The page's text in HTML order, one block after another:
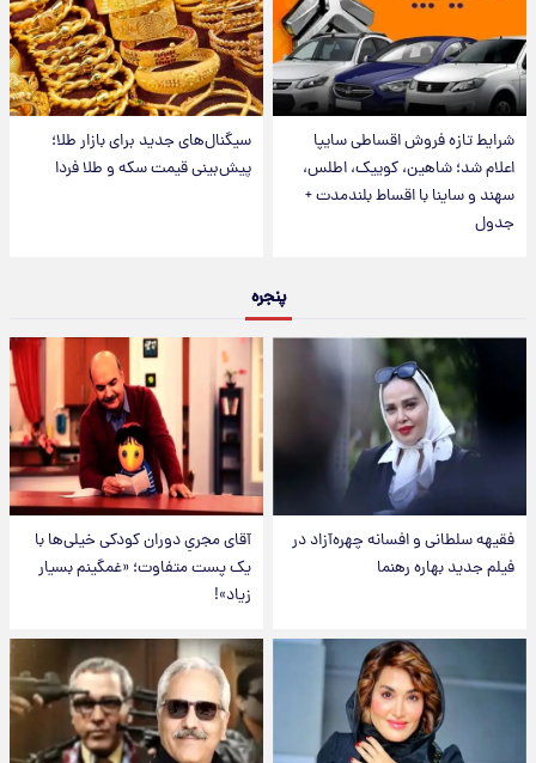
شرایط تازه فروش اقساطی سایپا
اعلام شد؛ شاهین، کوییک، اطلس،
سهند و ساینا با اقساط بلندمدت +
جدول
سیگنال‌های جدید برای بازار طلا؛
پیش‌بینی قیمت سکه و طلا فردا
پنجره
فقیهه سلطانی و افسانه چهره‌آزاد در
فیلم جدید بهاره رهنما
آقای مجریِ دوران کودکی خیلی‌ها با
یک پست متفاوت؛ «غمگینم بسیار
زیاد»!